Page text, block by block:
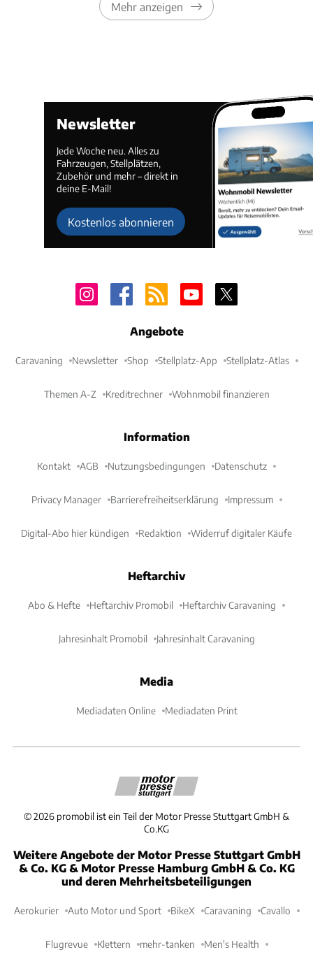
Mehr anzeigen
Newsletter
Jede Woche neu. Alles zu
Fahrzeugen, Stellplätzen,
Zubehör und mehr – direkt in
deine E-Mail!
Kostenlos abonnieren
Angebote
Caravaning Newsletter Shop Stellplatz-App Stellplatz-Atlas
Themen A-Z Kreditrechner Wohnmobil finanzieren
Information
Kontakt AGB Nutzungsbedingungen Datenschutz
Privacy Manager Barrierefreiheitserklärung Impressum
Digital-Abo hier kündigen Redaktion Widerruf digitaler Käufe
Heftarchiv
Abo & Hefte Heftarchiv Promobil Heftarchiv Caravaning
Jahresinhalt Promobil Jahresinhalt Caravaning
Media
Mediadaten Online Mediadaten Print
©2026 promobil ist ein Teil der Motor Presse Stuttgart GmbH &
Co.KG
Weitere Angebote der Motor Presse Stuttgart GmbH
& Co. KG & Motor Presse Hamburg GmbH & Co. KG
und deren Mehrheitsbeteiligungen
Aerokurier Auto Motor und Sport BikeX Caravaning Cavallo
Flugrevue Klettern mehr-tanken Men's Health